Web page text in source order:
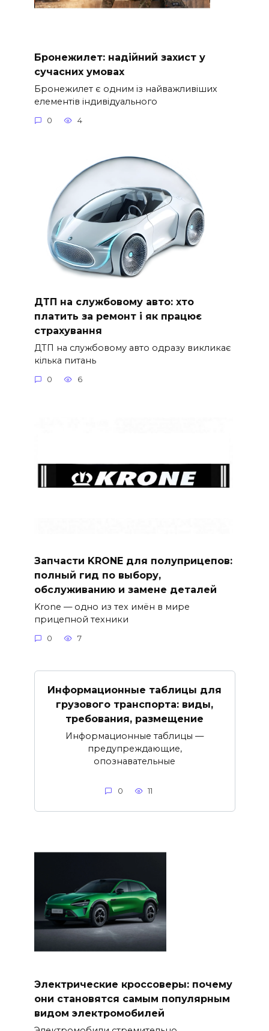
Бронежилет: надійний захист у
сучасних умовах
Бронежилет є одним із найважливіших
елементів індивідуального
0 4
ДТП на службовому авто: хто
платить за ремонт і як працює
страхування
ДТП на службовому авто одразу викликає
кілька питань
0 6
Запчасти KRONE для полуприцепов:
полный гид по выбору,
обслуживанию и замене деталей
Krone — одно из тех имён в мире
прицепной техники
0 7
Информационные таблицы для
грузового транспорта: виды,
требования, размещение
Информационные таблицы —
предупреждающие,
опознавательные
0 11
Электрические кроссоверы: почему
они становятся самым популярным
видом электромобилей